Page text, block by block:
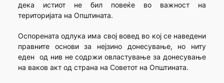
дека истиот не бил повеќе во важност на
територијата на Општината.
Оспорената одлука има свој вовед во кој се наведени
правните основи за нејзино донесување, но ниту
еден од нив не содржи овластување за донесување
на ваков акт од страна на Советот на Општината.